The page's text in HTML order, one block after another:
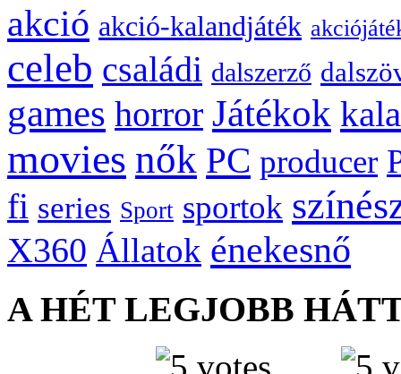
akció akció-kalandjáték
celeb családi dalszerző
games horror Játékok
movies nők PC producer
fi series Sport sportok
X360 Állatok énekesnő
A HÉT LEGJOBB